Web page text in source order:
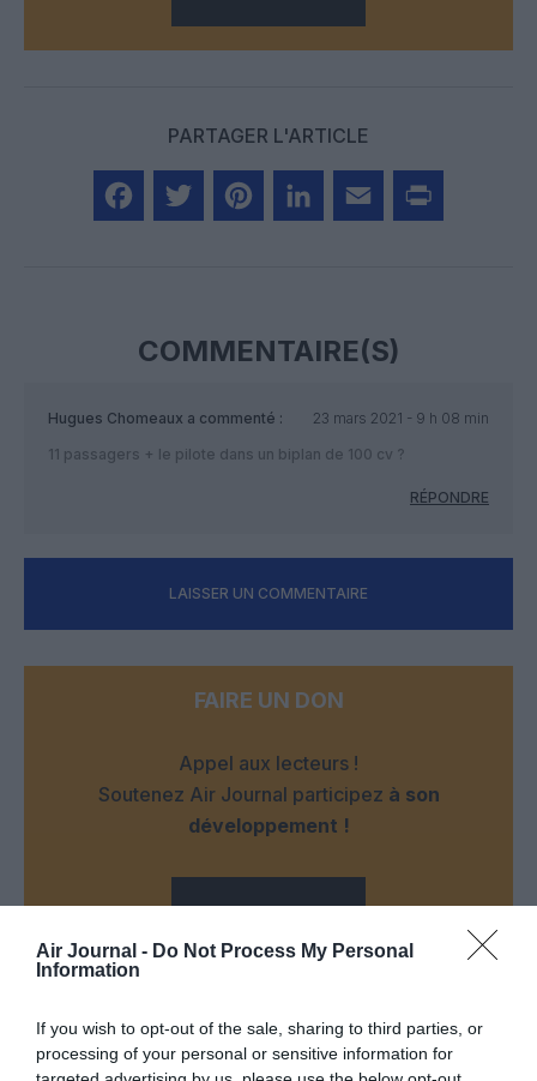
Air Journal - Do Not Process My Personal
Information
If you wish to opt-out of the sale, sharing to third parties, or
processing of your personal or sensitive information for
PARTAGER L'ARTICLE
COMMENTAIRE(S)
Hugues Chomeaux a commenté :
23 mars 2021 - 9 h 08 min
11 passagers + le pilote dans un biplan de 100 cv ?
RÉPONDRE
LAISSER UN COMMENTAIRE
FAIRE UN DON
Appel aux lecteurs !
Soutenez Air Journal participez à son
développement !